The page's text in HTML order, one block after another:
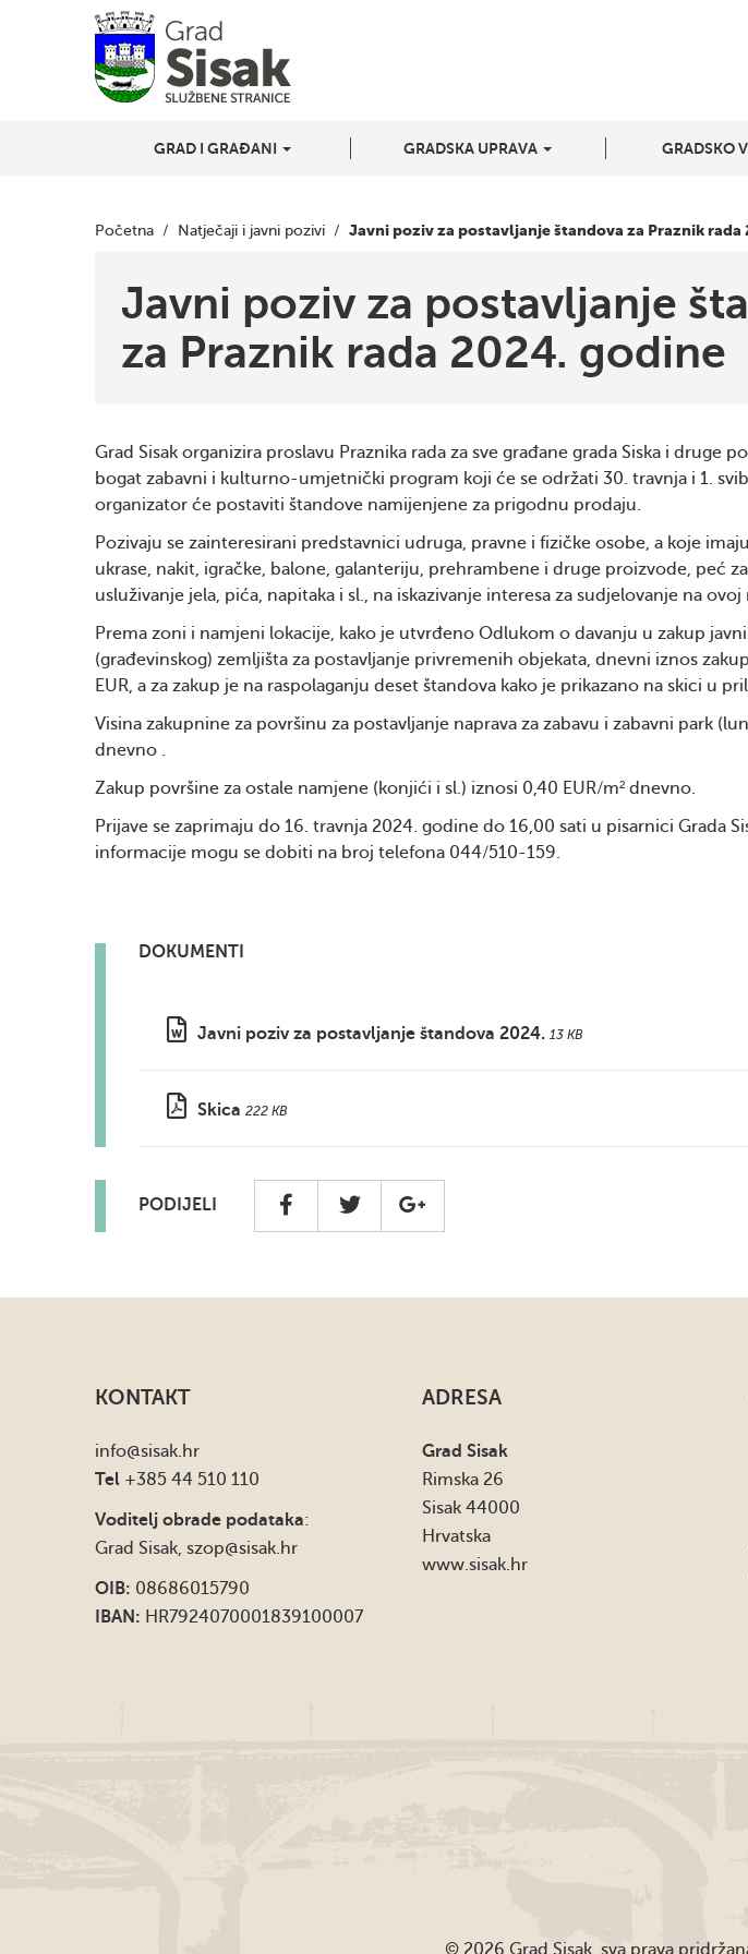
GRAD I GRAĐANI GRADSKA UPRAVA GRADSKO
Početna / Natječaji i javni pozivi / Javni poziv za postavljanje štandova za Praznik rada
Javni poziv za postavljanje
za Praznik rada 2024. godine
Grad Sisak organizira proslavu Praznika rada za sve građane grada Siska i druge
bogat zabavni i kulturno-umjetnički program koji će se održati 30. travnja i 1.
organizator će postaviti štandove namijenjene za prigodnu prodaju.
Pozivaju se zainteresirani predstavnici udruga, pravne i fizičke osobe, a koje
ukrase, nakit, igračke, balone, galanteriju, prehrambene i druge proizvode, peć
usluživanje jela, pića, napitaka i sl., na iskazivanje interesa za sudjelovanje na
Prema zoni i namjeni lokacije, kako je utvrđeno Odlukom o davanju u zakup
(građevinskog) zemljišta za postavljanje privremenih objekata, dnevni iznos
EUR, a za zakup je na raspolaganju deset štandova kako je prikazano na skici u
Visina zakupnine za površinu za postavljanje naprava za zabavu i zabavni park
dnevno .
Zakup površine za ostale namjene (konjići i sl.) iznosi 0,40 EUR/m² dnevno.
Prijave se zaprimaju do 16. travnja 2024. godine do 16,00 sati u pisarnici Grada
informacije mogu se dobiti na broj telefona 044/510-159.
DOKUMENTI
Javni poziv za postavljanje štandova 2024. 13 KB
Skica 222 KB
PODIJELI
KONTAKT
info@sisak.hr
Tel +385 44 510 110
Voditelj obrade podataka:
Grad Sisak, szop@sisak.hr
OIB: 08686015790
IBAN: HR7924070001839100007
ADRESA
Grad Sisak
Rimska 26
Sisak 44000
Hrvatska
www.sisak.hr
© 2026 Grad Sisak, sva prava